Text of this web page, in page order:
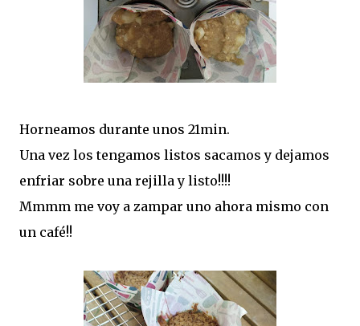
Horneamos durante unos 21min.
Una vez los tengamos listos sacamos y dejamos
enfriar sobre una rejilla y listo!!!!
Mmmm me voy a zampar uno ahora mismo con
un café!!